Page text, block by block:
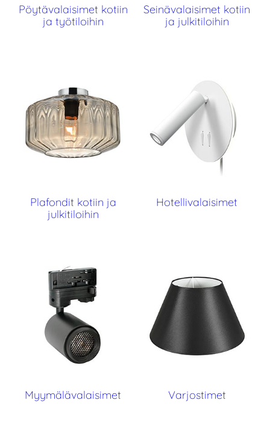
Pöytävalaisimet kotiin
ja työtiloihin
Seinävalaisimet kotiin
ja julkitiloihin
Plafondit kotiin ja
julkitiloihin
Hotellivalaisimet
Myymälävalaisimet Varjostimet